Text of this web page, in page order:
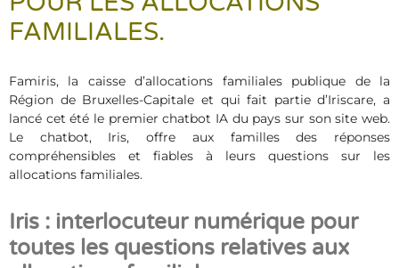
FAMILIALES.
Famiris, la caisse d’allocations familiales publique de la
Région de Bruxelles-Capitale et qui fait partie d’Iriscare, a
lancé cet été le premier chatbot IA du pays sur son site web.
Le chatbot, Iris, offre aux familles des réponses
compréhensibles et fiables à leurs questions sur les
allocations familiales.
Iris : interlocuteur numérique pour
toutes les questions relatives aux